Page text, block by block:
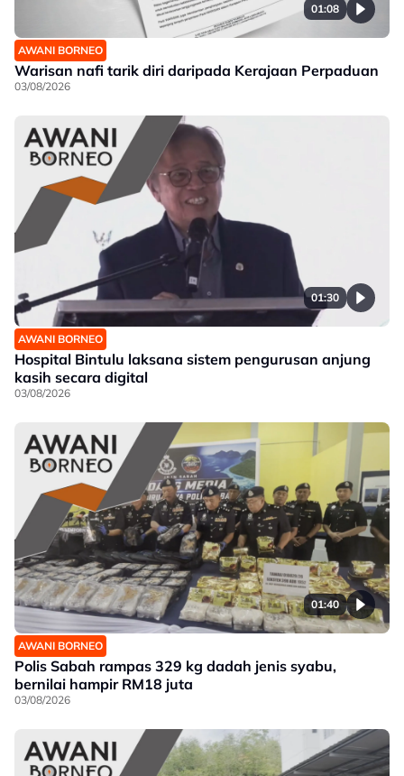
01:08
AWANI BORNEO
Warisan nafi tarik diri daripada Kerajaan Perpaduan
03/08/2026
01:30
AWANI BORNEO
Hospital Bintulu laksana sistem pengurusan anjung
kasih secara digital
03/08/2026
01:40
AWANI BORNEO
Polis Sabah rampas 329 kg dadah jenis syabu,
bernilai hampir RM18 juta
03/08/2026